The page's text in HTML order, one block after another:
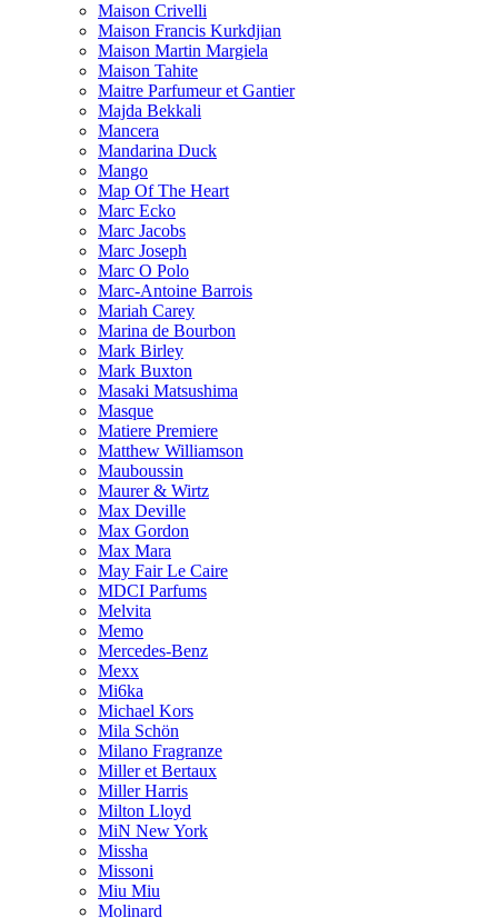
Maison Crivelli
Maison Francis Kurkdjian
Maison Martin Margiela
Maison Tahite
Maitre Parfumeur et Gantier
Majda Bekkali
Mancera
Mandarina Duck
Mango
Map Of The Heart
Marc Ecko
Marc Jacobs
Marc Joseph
Marc O Polo
Marc-Antoine Barrois
Mariah Carey
Marina de Bourbon
Mark Birley
Mark Buxton
Masaki Matsushima
Masque
Matiere Premiere
Matthew Williamson
Mauboussin
Maurer & Wirtz
Max Deville
Max Gordon
Max Mara
May Fair Le Caire
MDCI Parfums
Melvita
Memo
Mercedes-Benz
Mexx
Mi6ka
Michael Kors
Mila Schön
Milano Fragranze
Miller et Bertaux
Miller Harris
Milton Lloyd
MiN New York
Missha
Missoni
Miu Miu
Molinard